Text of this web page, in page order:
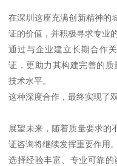
在深圳这座充满创新精神的
证的价值，并积极寻求专业
通过与企业建立长期合作
证，更助力其构建完善的
技术水平。
这种深度合作，最终实现了
展望未来，随着质量要求的
证咨询将继续发挥重要作用。
选择经验丰富、专业可靠